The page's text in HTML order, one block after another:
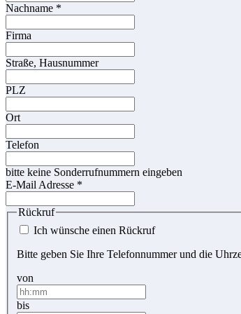
Nachname *
Firma
Straße, Hausnummer
PLZ
Ort
Telefon
bitte keine Sonderrufnummern eingeben
E-Mail Adresse *
Rückruf
Ich wünsche einen Rückruf
Bitte geben Sie Ihre Telefonnummer und die
von
bis